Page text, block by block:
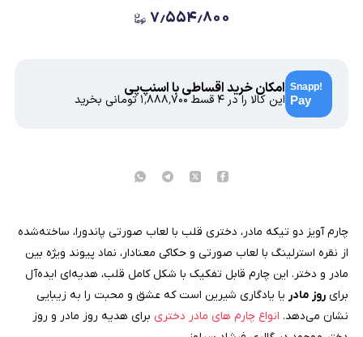
۷٫۵۵۴٫۸۰۰
امکان خرید اقساطی با اسنپ‌پی
این کالا را در ۴ قسط ۱٬۸۸۸٬۷۰۰تومانی بخرید
چارم آویز دو تیکه مادر، دختری قلب با لعاب صورتی پاندورا، ساخته‌شده
از نقره استرلینگ با لعاب صورتی و حکاکی معنا‌دار، نماد پیوند ویژه بین
مادر و دختر. این چارم قابل تفکیک با شکل کامل قلب، هدیه‌ای ایده‌آل
برای روز مادر یا یادگاری شیرین است که عشق و محبت را به زیبایی
نشان می‌دهد. انواع چارم های مادر دختری برای هدیه روز مادر و روز